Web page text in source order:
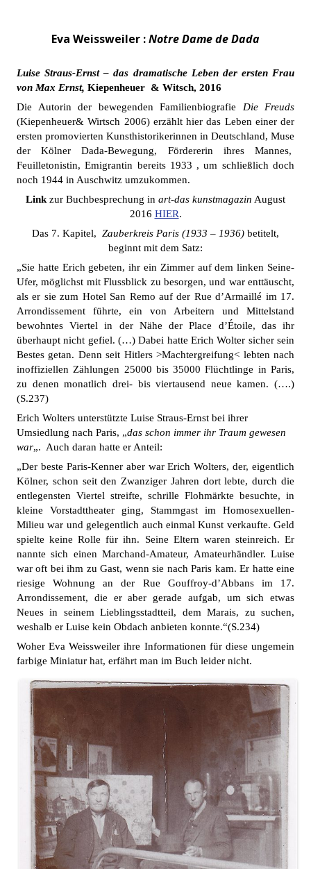
Eva Weissweiler :Notre Dame de Dada
Luise Straus-Ernst – das dramatische Leben der ersten Frau
von Max Ernst, Kiepenheuer & Witsch, 2016
Die Autorin der bewegenden Familienbiografie Die Freuds
(Kiepenheuer& Wirtsch 2006) erzählt hier das Leben einer der
ersten promovierten Kunsthistorikerinnen in Deutschland, Muse
der Kölner Dada-Bewegung, Fördererin ihres Mannes,
Feuilletonistin, Emigrantin bereits 1933 , um schließlich doch
noch 1944 in Auschwitz umzukommen.
Link zur Buchbesprechung in art-das kunstmagazin August
2016 HIER.
Das 7. Kapitel, Zauberkreis Paris (1933 – 1936) betitelt,
beginnt mit dem Satz:
„Sie hatte Erich gebeten, ihr ein Zimmer auf dem linken Seine-
Ufer, möglichst mit Flussblick zu besorgen, und war enttäuscht,
als er sie zum Hotel San Remo auf der Rue d’Armaillé im 17.
Arrondissement führte, ein von Arbeitern und Mittelstand
bewohntes Viertel in der Nähe der Place d’Étoile, das ihr
überhaupt nicht gefiel. (…) Dabei hatte Erich Wolter sicher sein
Bestes getan. Denn seit Hitlers >Machtergreifung< lebten nach
inoffiziellen Zählungen 25000 bis 35000 Flüchtlinge in Paris,
zu denen monatlich drei- bis viertausend neue kamen. (….)
(S.237)
Erich Wolters unterstützte Luise Straus-Ernst bei ihrer
Umsiedlung nach Paris, „das schon immer ihr Traum gewesen
war„. Auch daran hatte er Anteil:
„Der beste Paris-Kenner aber war Erich Wolters, der, eigentlich
Kölner, schon seit den Zwanziger Jahren dort lebte, durch die
entlegensten Viertel streifte, schrille Flohmärkte besuchte, in
kleine Vorstadttheater ging, Stammgast im Homosexuellen-
Milieu war und gelegentlich auch einmal Kunst verkaufte. Geld
spielte keine Rolle für ihn. Seine Eltern waren steinreich. Er
nannte sich einen Marchand-Amateur, Amateurhändler. Luise
war oft bei ihm zu Gast, wenn sie nach Paris kam. Er hatte eine
riesige Wohnung an der Rue Gouffroy-d’Abbans im 17.
Arrondissement, die er aber gerade aufgab, um sich etwas
Neues in seinem Lieblingsstadtteil, dem Marais, zu suchen,
weshalb er Luise kein Obdach anbieten konnte.“(S.234)
Woher Eva Weissweiler ihre Informationen für diese ungemein
farbige Miniatur hat, erfährt man im Buch leider nicht.